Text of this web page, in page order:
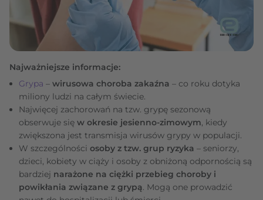
Najważniejsze informacje:
Grypa – wirusowa choroba zakaźna – co roku dotyka
miliony ludzi na całym świecie.
Najwięcej zachorowań na tzw. grypę sezonową
obserwuje się w okresie jesienno-zimowym, kiedy
zwiększona jest transmisja wirusów grypy w populacji.
W szczególności osoby z tzw. grup ryzyka – seniorzy,
dzieci, kobiety w ciąży i osoby z obniżoną odpornością są
bardziej narażone na ciężki przebieg choroby i
powikłania związane z grypą. Mogą one prowadzić